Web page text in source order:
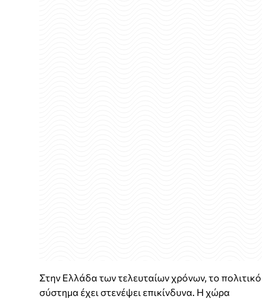
Στην Ελλάδα των τελευταίων χρόνων, το πολιτικό
σύστημα έχει στενέψει επικίνδυνα. Η χώρα